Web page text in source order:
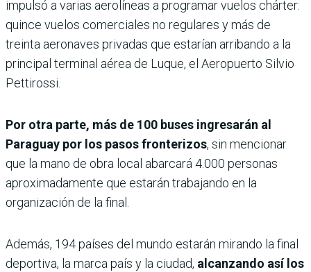
impulsó a varias aerolíneas a programar vuelos chárter:
quince vuelos comerciales no regulares y más de
treinta aeronaves privadas que estarían arribando a la
principal terminal aérea de Luque, el Aeropuerto Silvio
Pettirossi.
Por otra parte, más de 100 buses ingresarán al
Paraguay por los pasos fronterizos, sin mencionar
que la mano de obra local abarcará 4.000 personas
aproximadamente que estarán trabajando en la
organización de la final.
Además, 194 países del mundo estarán mirando la final
deportiva, la marca país y la ciudad, alcanzando así los